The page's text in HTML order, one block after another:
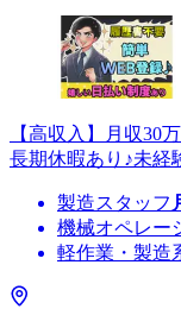
【高収入】月収30
長期休暇あり♪未経
製造スタッフ
機械オペレー
軽作業・製造